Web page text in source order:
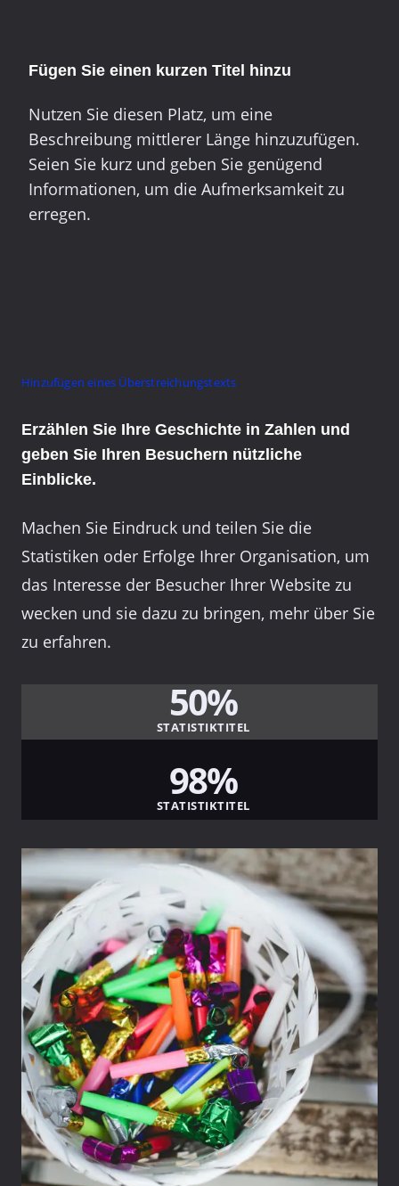
Fügen Sie einen kurzen Titel hinzu
Nutzen Sie diesen Platz, um eine
Beschreibung mittlerer Länge hinzuzufügen.
Seien Sie kurz und geben Sie genügend
Informationen, um die Aufmerksamkeit zu
erregen.
Hinzufügen eines Überstreichungstexts
Erzählen Sie Ihre Geschichte in Zahlen und
geben Sie Ihren Besuchern nützliche
Einblicke.
Machen Sie Eindruck und teilen Sie die
Statistiken oder Erfolge Ihrer Organisation, um
das Interesse der Besucher Ihrer Website zu
wecken und sie dazu zu bringen, mehr über Sie
zu erfahren.
50%
STATISTIKTITEL
98%
STATISTIKTITEL